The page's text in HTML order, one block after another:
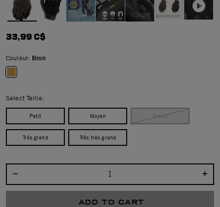
33,99 C$
Couleur: Brun
Select Taille:
Petit Moyen Grand
Très grand Très très grand
ADD TO CART